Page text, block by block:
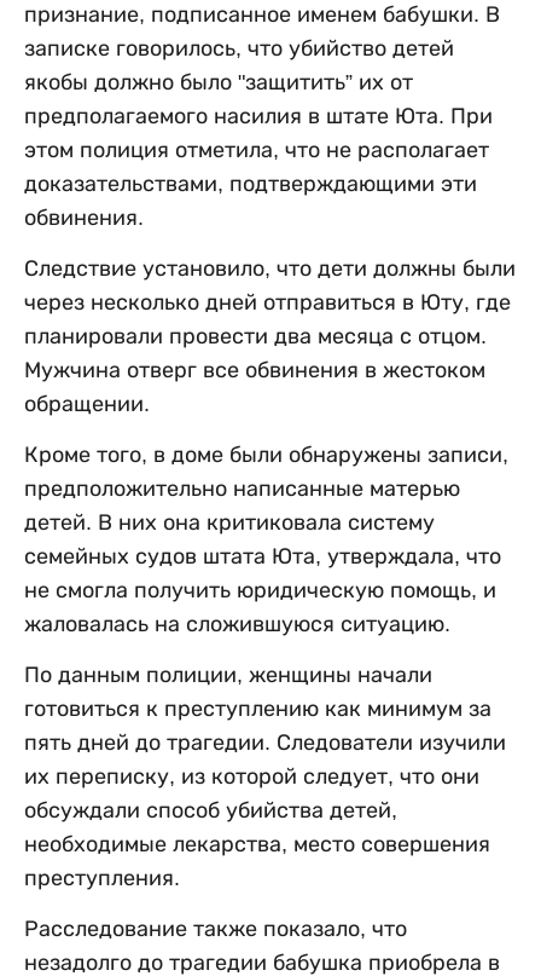
признание, подписанное именем бабушки. В
записке говорилось, что убийство детей
якобы должно было "защитить” их от
предполагаемого насилия в штате Юта. При
этом полиция отметила, что не располагает
доказательствами, подтверждающими эти
обвинения.
Следствие установило, что дети должны были
через несколько дней отправиться в Юту, где
планировали провести два месяца с отцом.
Мужчина отверг все обвинения в жестоком
обращении.
Кроме того, в доме были обнаружены записи,
предположительно написанные матерью
детей. В них она критиковала систему
семейных судов штата Юта, утверждала, что
не смогла получить юридическую помощь, и
жаловалась на сложившуюся ситуацию.
По данным полиции, женщины начали
готовиться к преступлению как минимум за
пять дней до трагедии. Следователи изучили
их переписку, из которой следует, что они
обсуждали способ убийства детей,
необходимые лекарства, место совершения
преступления.
Расследование также показало, что
незадолго до трагедии бабушка приобрела в